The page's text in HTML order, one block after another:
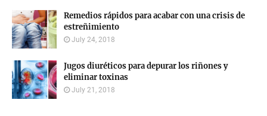
Remedios rápidos para acabar con una crisis de
estreñimiento
July 24, 2018
Jugos diuréticos para depurar los riñones y
eliminar toxinas
July 21, 2018